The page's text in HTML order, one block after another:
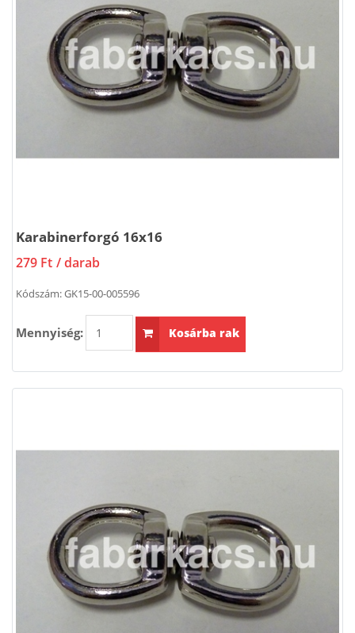
Karabinerforgó 16x16
279 Ft / darab
Kódszám:GK15-00-005596
Mennyiség: Kosárba rak